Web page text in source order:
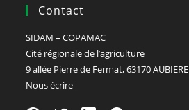
Contact
SIDAM – COPAMAC
Cité régionale de l’agriculture
9 allée Pierre de Fermat, 63170 AUBIERE
Nous écrire